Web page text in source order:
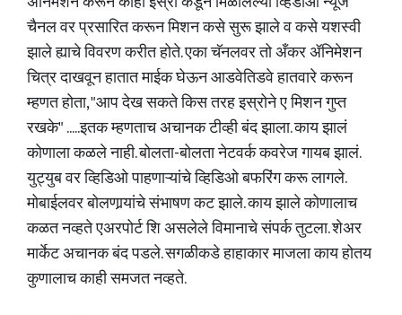
चैनल वर प्रसारित करून मिशन कसे सुरू झाले व कसे यशस्वी
झाले ह्याचे विवरण करीत होते. एका चॅनलवर तो अँकर ॲनिमेशन
चित्र दाखवून हातात माईक घेऊन आडवेतिडवे हातवारे करून
म्हणत होता, "आप देख सकते किस तरह इस्रोने ए मिशन गुप्त
रखके" .....इतक म्हणताच अचानक टीव्ही बंद झाला. काय झालं
कोणाला कळले नाही. बोलता-बोलता नेटवर्क कवरेज गायब झालं.
युट्युब वर व्हिडिओ पाहणाऱ्यांचे व्हिडिओ बफरिंग करू लागले.
मोबाईलवर बोलणार्‍यांचे संभाषण कट झाले. काय झाले कोणालाच
कळत नव्हते एअरपोर्ट शि असलेले विमानाचे संपर्क तुटला. शेअर
मार्केट अचानक बंद पडले. सगळीकडे हाहाकार माजला काय होतय
कुणालाच काही समजत नव्हते.